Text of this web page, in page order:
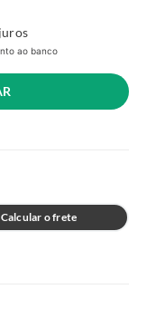
ao banco
Calcular o frete